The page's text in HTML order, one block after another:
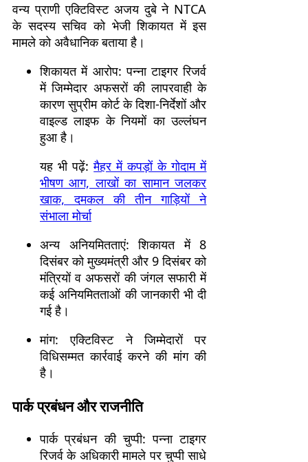
वन्य प्राणी एक्टिविस्ट अजय दुबे ने NTCA
के सदस्य सचिव को भेजी शिकायत में इस
मामले को अवैधानिक बताया है।
शिकायत में आरोप: पन्ना टाइगर रिजर्व
में जिम्मेदार अफसरों की लापरवाही के
कारण सुप्रीम कोर्ट के दिशा-निर्देशों और
वाइल्ड लाइफ के नियमों का उल्लंघन
हुआ है।
यह भी पढ़ें: मैहर में कपड़ों के गोदाम में
भीषण आग, लाखों का सामान जलकर
खाक, दमकल की तीन गाड़ियों ने
संभाला मोर्चा
अन्य अनियमितताएं: शिकायत में 8
दिसंबर को मुख्यमंत्री और 9 दिसंबर को
मंत्रियों व अफसरों की जंगल सफारी में
कई अनियमितताओं की जानकारी भी दी
गई है।
मांग: एक्टिविस्ट ने जिम्मेदारों पर
विधिसम्मत कार्रवाई करने की मांग की
है।
पार्क प्रबंधन और राजनीति
पार्क प्रबंधन की चुप्पी: पन्ना टाइगर
रिजर्व के अधिकारी मामले पर चुप्पी साधे